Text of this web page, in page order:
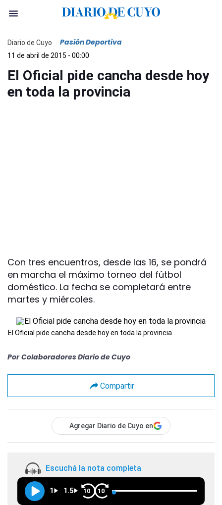
Diario de Cuyo Pasión Deportiva
11 de abril de 2015 - 00:00
El Oficial pide cancha desde hoy
en toda la provincia
Con tres encuentros, desde las 16, se pondrá
en marcha el máximo torneo del fútbol
doméstico. La fecha se completará entre
martes y miércoles.
El Oficial pide cancha desde hoy en toda la provincia
Por Colaboradores Diario de Cuyo
Compartir
Agregar Diario de Cuyo en
Escuchá la nota completa
1 1.5 10 10